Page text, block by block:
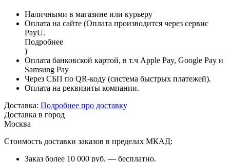
Наличными в магазине или курьеру
Оплата на сайте (Оплата производится через сервис
PayU.
Подробнее
)
Оплата банковской картой, в т.ч Apple Pay, Google Pay и
Samsung Pay
Через СБП по QR-коду (система быстрых платежей).
Оплата на реквизиты компании.
Доставка: Подробнее про доставку
Доставка в город
Москва
Стоимость доставки заказов в пределах МКАД:
Заказ более 10 000 руб. — бесплатно.